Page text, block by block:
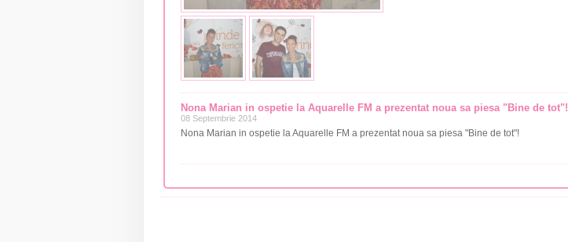
Nona Marian in ospetie la Aquarelle FM a prezentat noua sa piesa "Bine de tot"!
08 Septembrie 2014
Nona Marian in ospetie la Aquarelle FM a prezentat noua sa piesa "Bine de tot"!